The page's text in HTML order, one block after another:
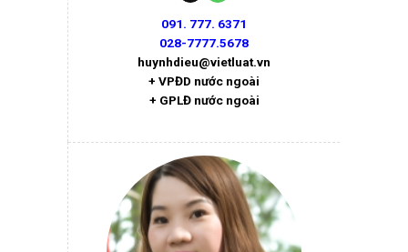
091. 777. 6371
028-7777.5678
huynhdieu@vietluat.vn
+ VPĐD nước ngoài
+ GPLĐ nước ngoài